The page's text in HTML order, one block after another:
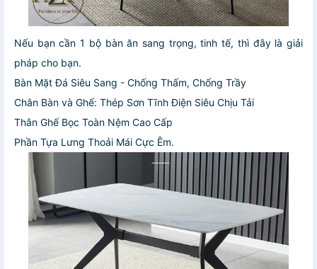
Nếu bạn cần 1 bộ bàn ăn sang trọng, tinh tế, thì đây là giải
pháp cho bạn.
Bàn Mặt Đá Siêu Sang - Chống Thấm, Chống Trầy
Chân Bàn và Ghế: Thép Sơn Tĩnh Điện Siêu Chịu Tải
Thân Ghế Bọc Toàn Nệm Cao Cấp
Phần Tựa Lưng Thoải Mái Cực Êm.